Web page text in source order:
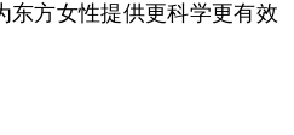
东方女性提供更科学更有效